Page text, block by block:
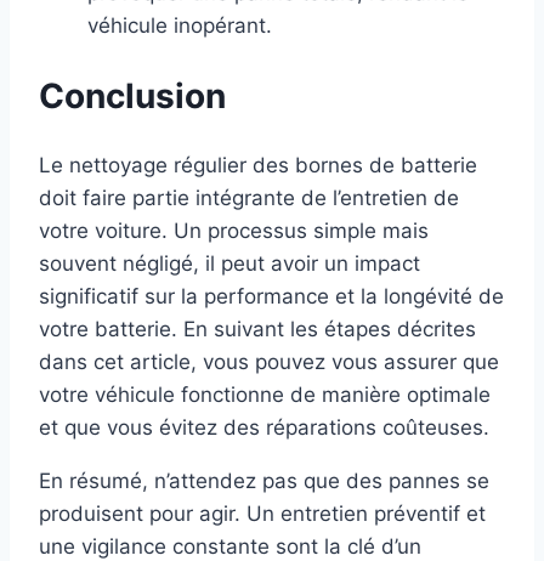
véhicule inopérant.
Conclusion
Le nettoyage régulier des bornes de batterie
doit faire partie intégrante de l’entretien de
votre voiture. Un processus simple mais
souvent négligé, il peut avoir un impact
significatif sur la performance et la longévité de
votre batterie. En suivant les étapes décrites
dans cet article, vous pouvez vous assurer que
votre véhicule fonctionne de manière optimale
et que vous évitez des réparations coûteuses.
En résumé, n’attendez pas que des pannes se
produisent pour agir. Un entretien préventif et
une vigilance constante sont la clé d’un